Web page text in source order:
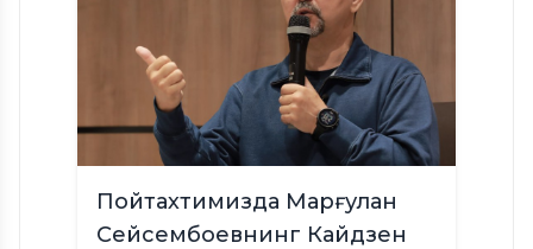
Пойтахтимизда Марғулан
Сейсембоевнинг Кайдзен